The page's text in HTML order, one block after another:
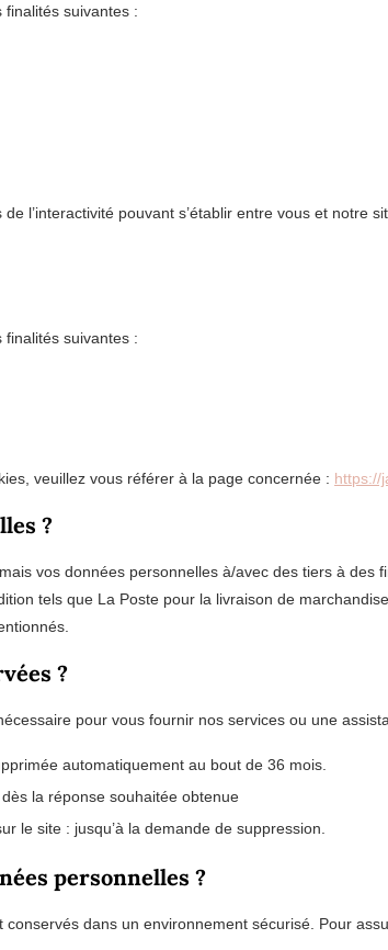
finalités suivantes :
l’interactivité pouvant s’établir entre vous et notre
finalités suivantes :
veuillez vous référer à la page concernée : https://
?
vos données personnelles à/avec des tiers à
tels que La Poste pour la livraison de
?
pour vous fournir nos services ou une
automatiquement au bout de 36 mois.
la réponse souhaitée obtenue
le site : jusqu’à la demande de suppression.
personnelles ?
dans un environnement sécurisé. Pour